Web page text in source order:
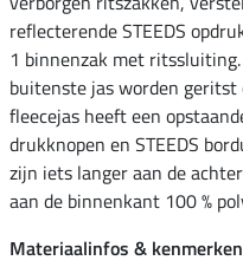
reflecterende STEEDS
1 binnenzak met
buitenste jas worden
fleecejas heeft een
drukknopen en STEEDS
zijn iets langer aan de
aan de binnenkant 100 %
Materiaalinfos &